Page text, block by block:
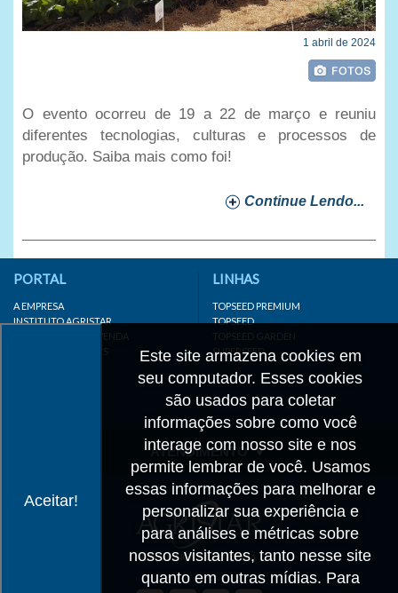
1 abril de 2024
O evento ocorreu de 19 a 22 de março e reuniu
diferentes tecnologias, culturas e processos de
produção. Saiba mais como foi!
Continue Lendo...
Aceitar!
Este site armazena cookies em
seu computador. Esses cookies
são usados para coletar
informações sobre como você
interage com nosso site e nos
permite lembrar de você. Usamos
essas informações para melhorar e
personalizar sua experiência e
para análises e métricas sobre
nossos visitantes, tanto nesse site
quanto em outras mídias. Para
PORTAL
A EMPRESA
INSTITUTO AGRISTAR
DISTRIBUIDOR/REVENDA
LINKS IMPORTANTES
LINHAS
TOPSEED PREMIUM
TOPSEED
TOPSEED GARDEN
SUPERSEED
ATENDIMENTO
CADASTRO
TRABALHE CONOSCO